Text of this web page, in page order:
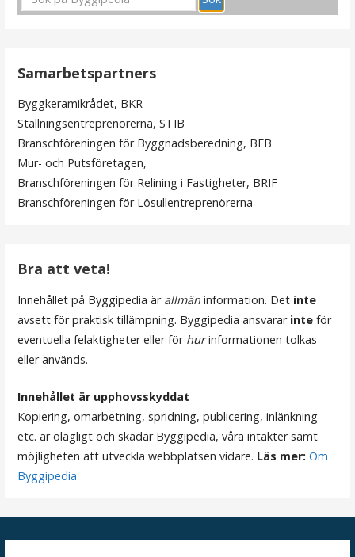
g
g
n
a
g
e
n
g
Samarbetspartners
Byggkeramikrådet, BKR
Ställningsentreprenörerna, STIB
Branschföreningen för Byggnadsberedning, BFB
Mur- och Putsföretagen,
Branschföreningen för Relining i Fastigheter, BRIF
Branschföreningen för Lösullentreprenörerna
Bra att veta!
Innehållet på Byggipedia är allmän information. Det inte
avsett för praktisk tillämpning. Byggipedia ansvarar inte för
eventuella felaktigheter eller för hurinformationen tolkas
eller används.
Innehållet är upphovsskyddat
Kopiering, omarbetning, spridning, publicering, inlänkning
etc. är olagligt och skadar Byggipedia, våra intäkter samt
möjligheten att utveckla webbplatsen vidare. Läs mer: Om
Byggipedia